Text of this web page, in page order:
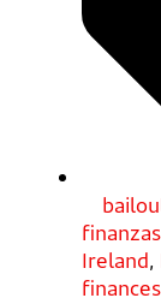
Ireland,
finances